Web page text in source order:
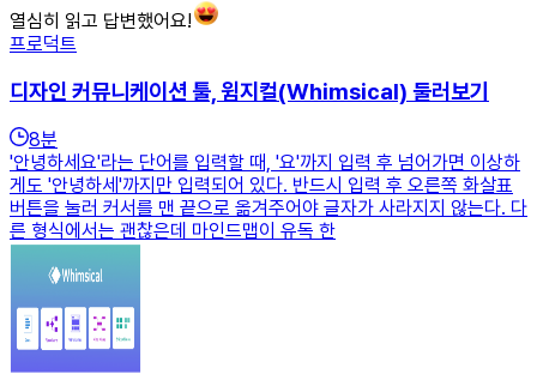
열심히 읽고 답변했어요!
프로덕트
디자인 커뮤니케이션 툴, 윔지컬(Whimsical) 둘러보기
8분
'안녕하세요'라는 단어를 입력할 때, '요'까지 입력 후 넘어가면 이상하
게도 '안녕하세'까지만 입력되어 있다. 반드시 입력 후 오른쪽 화살표
버튼을 눌러 커서를 맨 끝으로 옮겨주어야 글자가 사라지지 않는다. 다
른 형식에서는 괜찮은데 마인드맵이 유독 한